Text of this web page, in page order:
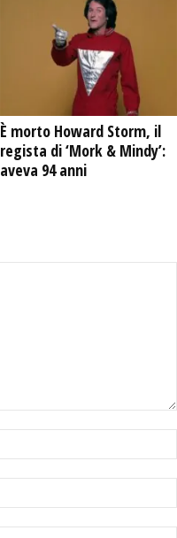
È morto Howard Storm, il
regista di ‘Mork & Mindy’:
aveva 94 anni